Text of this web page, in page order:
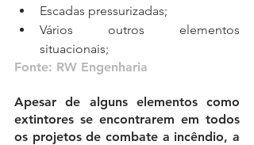
Escadas pressurizadas;
Vários outros elementos
situacionais;
Fonte: RW Engenharia
Apesar de alguns elementos como
extintores se encontrarem em todos
os projetos de combate a incêndio, a